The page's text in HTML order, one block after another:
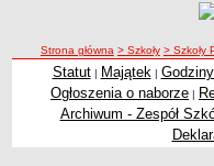
Licea
Zespoły Szkół
Techniczne Zakłady
ścieżka nawigacji
Strona główna > Szkoły > Szkoły
Rejestry, ewidencje, archiwa
Statut| Majątek |
Ogłoszenia o naborze |
Archiwum - Zespół